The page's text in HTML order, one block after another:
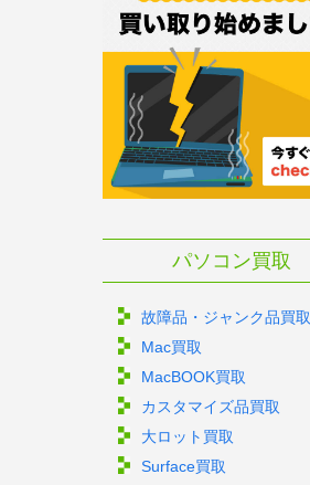
パソコン買取
故障品・ジャンク品買取
Mac買取
MacBOOK買取
カスタマイズ品買取
大ロット買取
Surface買取